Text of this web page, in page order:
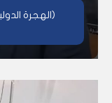
(الهجرة